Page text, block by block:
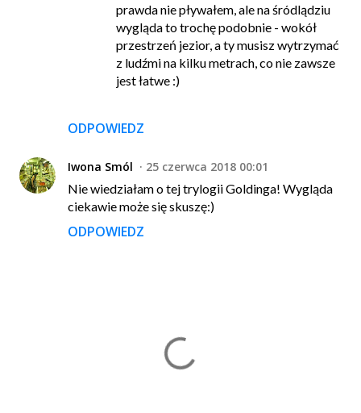
ODPOWIEDZ
prawda nie pływałem, ale na śródlądziu
wygląda to trochę podobnie - wokół
przestrzeń jezior, a ty musisz wytrzymać
z ludźmi na kilku metrach, co nie zawsze
jest łatwe :)
Iwona Smól
25 czerwca 2018 00:01
Nie wiedziałam o tej trylogii Goldinga! Wygląda
ciekawie może się skuszę:)
ODPOWIEDZ